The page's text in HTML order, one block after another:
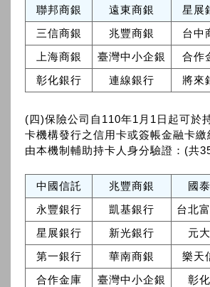
聯邦商銀 遠東商銀 星展
三信商銀
兆豐商銀 台中
上海商銀
臺灣中小企銀 合作
彰化銀行
連線銀行 將來
(四)保險公司自110年1月1日起可於
卡機構發行之信用卡或簽帳金融卡繳
由本機制輔助持卡人身分驗證：(共
中國信託 兆豐商銀 國
永豐銀行
凱基銀行 台北
星展銀行
新光銀行 元
第一銀行
華南商銀 樂天
合作金庫
臺灣中小企銀 彰